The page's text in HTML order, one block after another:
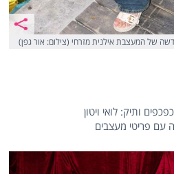
של המעצבת אילנית מזרחי (צילום: אור גפן)
ותיק: לואי ויטון
עם פריטי מעצבים